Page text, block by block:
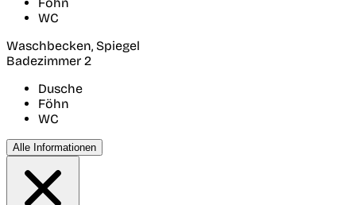
WC
Waschbecken, Spiegel
Badezimmer 2
Dusche
Föhn
WC
Alle Informationen